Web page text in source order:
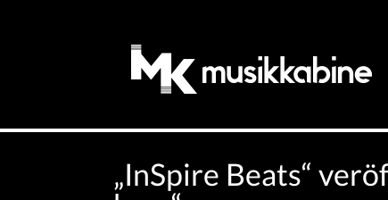
„InSpire Beats“